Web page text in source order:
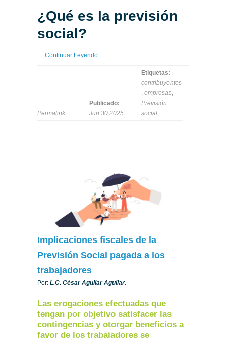
¿Qué es la previsión
social?
… Continuar Leyendo
Permalink
Publicado:
Jun 30 2025
Etiquetas:
contribuyentes
, empresas,
Previsión
social
Implicaciones fiscales de la
Previsión Social pagada a los
trabajadores
Por: L.C. César Aguilar Aguilar.
Las erogaciones efectuadas que
tengan por objetivo satisfacer las
contingencias y otorgar beneficios a
favor de los trabajadores se